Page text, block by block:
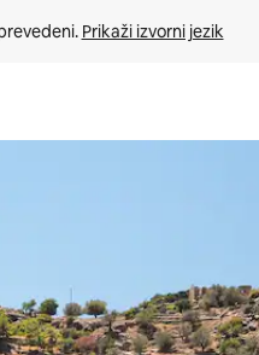
Prikaži izvorni jezik